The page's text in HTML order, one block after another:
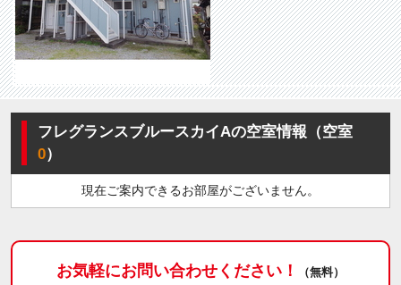
フレグランスブルースカイAの空室情報（空室
0）
現在ご案内できるお部屋がございません。
お気軽にお問い合わせください！ （無料）